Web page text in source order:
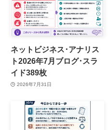
ネットビジネス･アナリス
ト2026年7月ブログ･スラ
イド389枚
2026年7月31日